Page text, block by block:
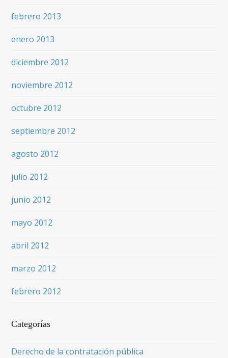
febrero 2013
enero 2013
diciembre 2012
noviembre 2012
octubre 2012
septiembre 2012
agosto 2012
julio 2012
junio 2012
mayo 2012
abril 2012
marzo 2012
febrero 2012
Categorías
Derecho de la contratación pública